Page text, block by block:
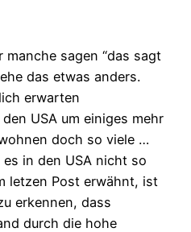
sagen “das sagt
das etwas anders.
erwarten
USA um einiges mehr
doch so viele …
in den USA nicht so
letzen Post erwähnt, ist
erkennen, dass
durch die hohe